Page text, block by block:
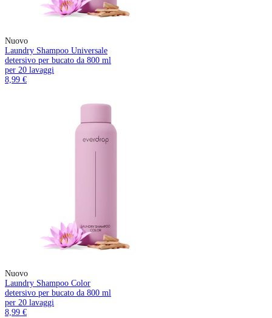
Nuovo
Laundry Shampoo Universale
detersivo per bucato da 800 ml
per 20 lavaggi
8,99 €
Nuovo
Laundry Shampoo Color
detersivo per bucato da 800 ml
per 20 lavaggi
8,99 €